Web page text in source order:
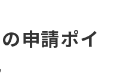
申請ポイ